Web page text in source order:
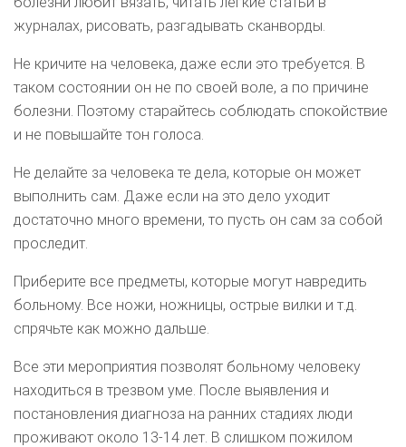
журналах, рисовать, разгадывать сканворды.
Не кричите на человека, даже если это требуется. В
таком состоянии он не по своей воле, а по причине
болезни. Поэтому старайтесь соблюдать спокойствие
и не повышайте тон голоса.
Не делайте за человека те дела, которые он может
выполнить сам. Даже если на это дело уходит
достаточно много времени, то пусть он сам за собой
проследит.
Приберите все предметы, которые могут навредить
больному. Все ножи, ножницы, острые вилки и т.д.
спрячьте как можно дальше.
Все эти мероприятия позволят больному человеку
находиться в трезвом уме. После выявления и
постановления диагноза на ранних стадиях люди
проживают около 13-14 лет. В слишком пожилом